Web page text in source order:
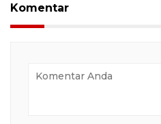
Komentar